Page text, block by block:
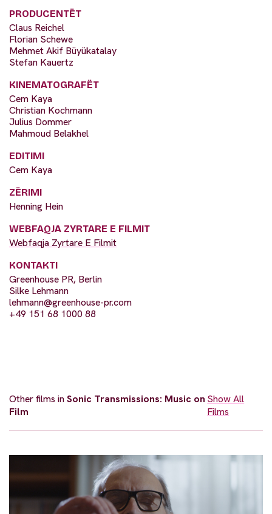
PRODUCENTËT
Claus Reichel
Florian Schewe
Mehmet Akif Büyükatalay
Stefan Kauertz
KINEMATOGRAFËT
Cem Kaya
Christian Kochmann
Julius Dommer
Mahmoud Belakhel
EDITIMI
Cem Kaya
ZËRIMI
Henning Hein
WEBFAQJA ZYRTARE E FILMIT
Webfaqja Zyrtare E Filmit
KONTAKTI
Greenhouse PR, Berlin
Silke Lehmann
lehmann@greenhouse-pr.com
+49 151 68 1000 88
Other films inSonic Transmissions: Music on
Film
Show All
Films